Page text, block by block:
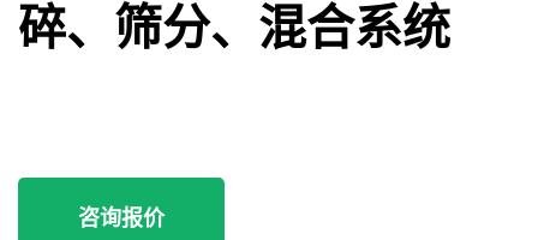
碎、筛分、混合系统
咨询报价